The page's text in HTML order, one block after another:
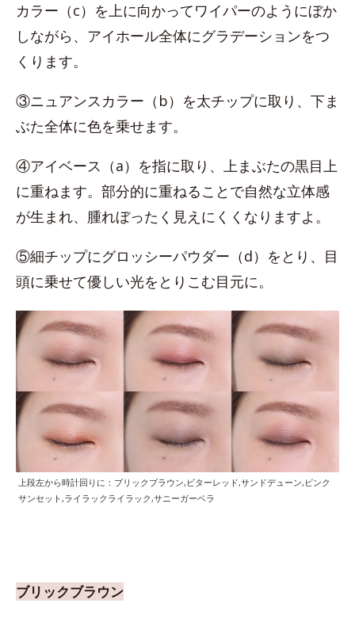
カラー（c）を上に向かってワイパーのようにぼか
しながら、アイホール全体にグラデーションをつ
くります。
③ニュアンスカラー（b）を太チップに取り、下ま
ぶた全体に色を乗せます。
④アイベース（a）を指に取り、上まぶたの黒目上
に重ねます。部分的に重ねることで自然な立体感
が生まれ、腫れぼったく見えにくくなりますよ。
⑤細チップにグロッシーパウダー（d）をとり、目
頭に乗せて優しい光をとりこむ目元に。
上段左から時計回りに：ブリックブラウン,ビターレッド,サンドデューン,ピンク
サンセット,ライラックライラック,サニーガーベラ
ブリックブラウン